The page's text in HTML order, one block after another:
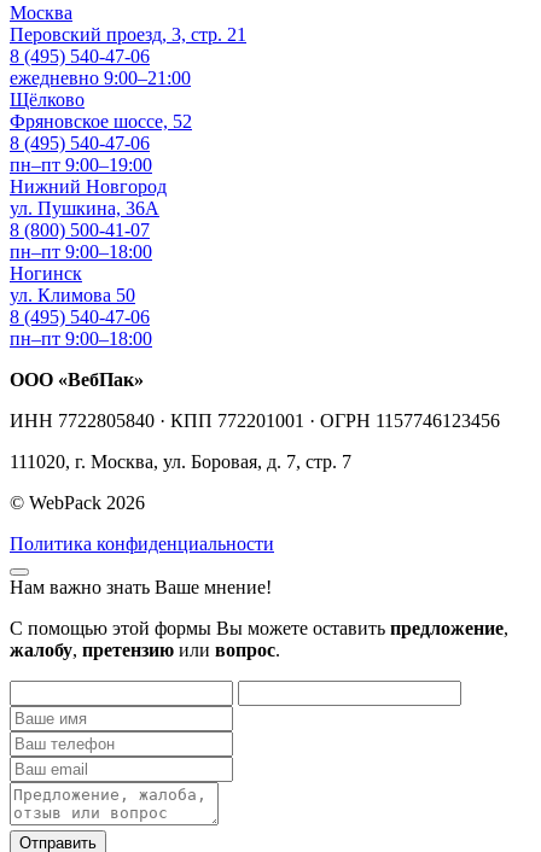
Москва
Перовский проезд, 3, стр. 21
8 (495) 540-47-06
ежедневно 9:00–21:00
Щёлково
Фряновское шоссе, 52
8 (495) 540-47-06
пн–пт 9:00–19:00
Нижний Новгород
ул. Пушкина, 36А
8 (800) 500-41-07
пн–пт 9:00–18:00
Ногинск
ул. Климова 50
8 (495) 540-47-06
пн–пт 9:00–18:00
ООО «ВебПак»
ИНН 7722805840 · КПП 772201001 · ОГРН 1157746123456
111020, г. Москва, ул. Боровая, д. 7, стр. 7
© WebPack 2026
Политика конфиденциальности
Нам важно знать Ваше мнение!
С помощью этой формы Вы можете оставить предложение,
жалобу, претензию или вопрос.
Отправить